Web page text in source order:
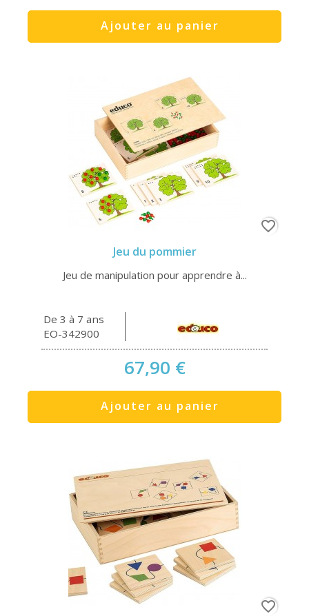
Ajouter au panier
Jeu du pommier
Jeu de manipulation pour apprendre à...
De 3 à 7 ans
EO-342900
67,90 €
Ajouter au panier
favorite_border
favorite_border